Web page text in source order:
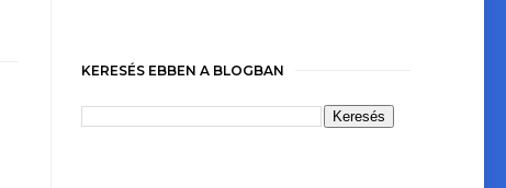
KERESÉS EBBEN A BLOGBAN